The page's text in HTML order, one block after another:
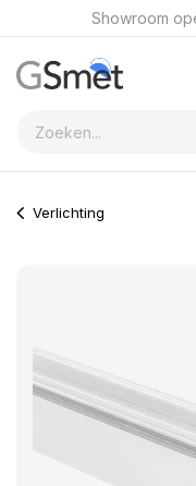
Overslaan naar inhoud
Showroom
Verlichting